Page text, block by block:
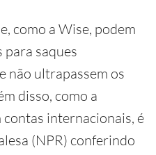
como a Wise, podem
saques
não ultrapassem os
disso, como a
internacionais, é
(NPR) conferindo